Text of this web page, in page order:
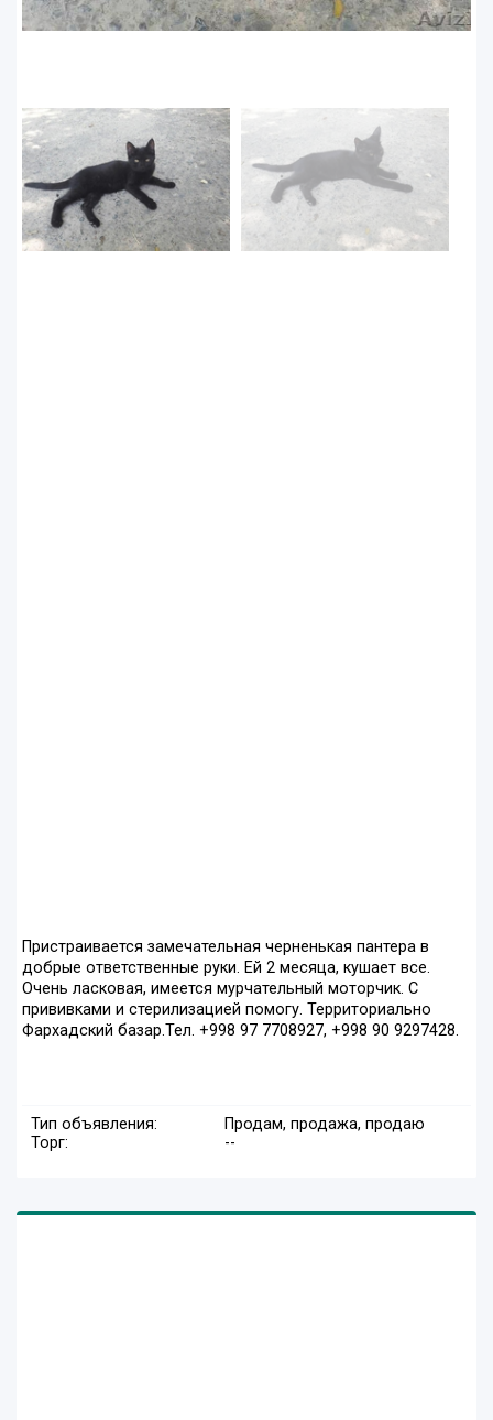
Пристраивается замечательная черненькая пантера в
добрые ответственные руки. Ей 2 месяца, кушает все.
Очень ласковая, имеется мурчательный моторчик. С
прививками и стерилизацией помогу. Территориально
Фархадский базар.Тел. +998 97 7708927, +998 90 9297428.
Тип объявления:
Продам, продажа, продаю
Торг:
--